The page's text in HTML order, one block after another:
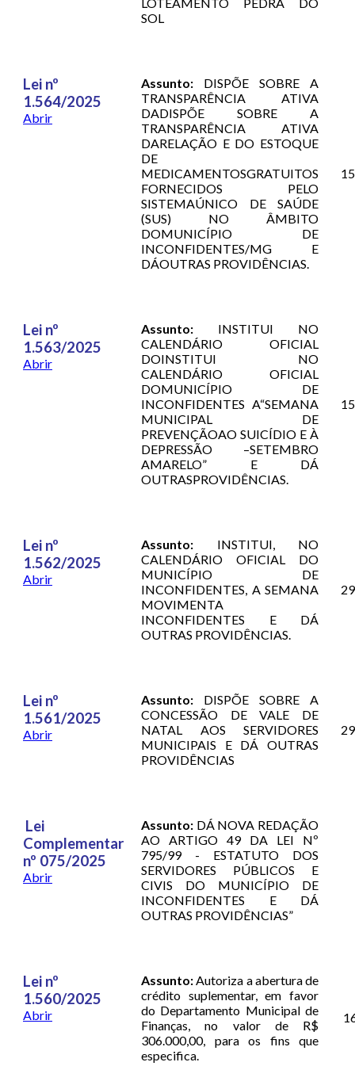
SOL
Lei nº
1.564/2025
Abrir
Assunto: DISPÕE SOBRE A
TRANSPARÊNCIA ATIVA
DADISPÕE SOBRE A
TRANSPARÊNCIA ATIVA
DARELAÇÃO E DO ESTOQUE
DE
MEDICAMENTOSGRATUITOS
FORNECIDOS PELO
SISTEMAÚNICO DE SAÚDE
(SUS) NO ÂMBITO
DOMUNICÍPIO DE
INCONFIDENTES/MG E
DÁOUTRAS PROVIDÊNCIAS.
Lei nº
1.563/2025
Abrir
Assunto: INSTITUI NO
CALENDÁRIO OFICIAL
DOINSTITUI NO
CALENDÁRIO OFICIAL
DOMUNICÍPIO DE
INCONFIDENTES A“SEMANA
MUNICIPAL DE
PREVENÇÃOAO SUICÍDIO E À
DEPRESSÃO –SETEMBRO
AMARELO” E DÁ
OUTRASPROVIDÊNCIAS.
Lei nº
1.562/2025
Abrir
Assunto: INSTITUI, NO
CALENDÁRIO OFICIAL DO
MUNICÍPIO DE
INCONFIDENTES, A SEMANA
MOVIMENTA
INCONFIDENTES E DÁ
OUTRAS PROVIDÊNCIAS.
Lei nº
1.561/2025
Abrir
Assunto: DISPÕE SOBRE A
CONCESSÃO DE VALE DE
NATAL AOS SERVIDORES
MUNICIPAIS E DÁ OUTRAS
PROVIDÊNCIAS
Lei
Complementar
nº 075/2025
Abrir
Assunto: DÁ NOVA REDAÇÃO
AO ARTIGO 49 DA LEI Nº
795/99 - ESTATUTO DOS
SERVIDORES PÚBLICOS E
CIVIS DO MUNICÍPIO DE
INCONFIDENTES E DÁ
OUTRAS PROVIDÊNCIAS”
Lei nº
1.560/2025
Abrir
Assunto:Autoriza a abertura de
crédito suplementar, em favor
do Departamento Municipal de
Finanças, no valor de R$
306.000,00, para os fins que
especifica.